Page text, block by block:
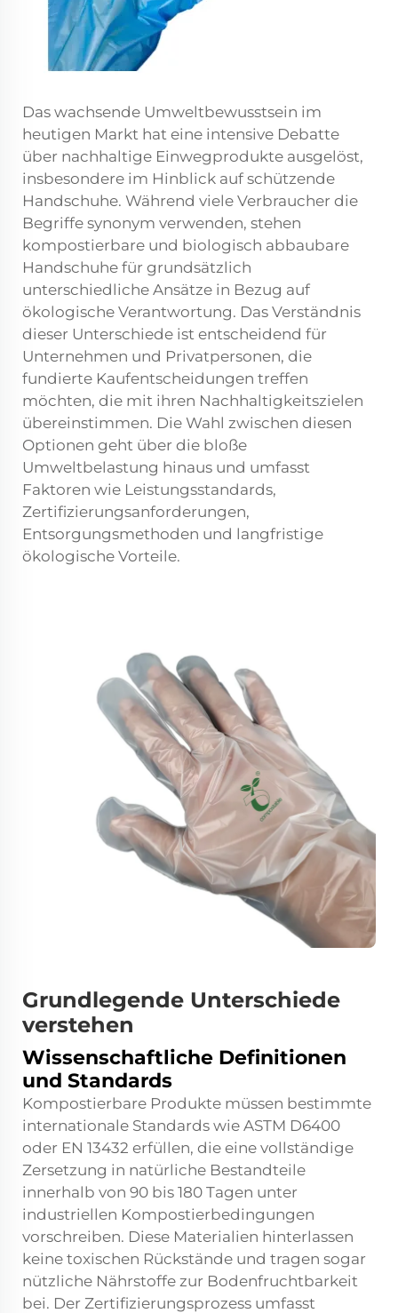
Das wachsende Umweltbewusstsein im
heutigen Markt hat eine intensive Debatte
über nachhaltige Einwegprodukte ausgelöst,
insbesondere im Hinblick auf schützende
Handschuhe. Während viele Verbraucher die
Begriffe synonym verwenden, stehen
kompostierbare und biologisch abbaubare
Handschuhe für grundsätzlich
unterschiedliche Ansätze in Bezug auf
ökologische Verantwortung. Das Verständnis
dieser Unterschiede ist entscheidend für
Unternehmen und Privatpersonen, die
fundierte Kaufentscheidungen treffen
möchten, die mit ihren Nachhaltigkeitszielen
übereinstimmen. Die Wahl zwischen diesen
Optionen geht über die bloße
Umweltbelastung hinaus und umfasst
Faktoren wie Leistungsstandards,
Zertifizierungsanforderungen,
Entsorgungsmethoden und langfristige
ökologische Vorteile.
Grundlegende Unterschiede
verstehen
Wissenschaftliche Definitionen
und Standards
Kompostierbare Produkte müssen bestimmte
internationale Standards wie ASTM D6400
oder EN 13432 erfüllen, die eine vollständige
Zersetzung in natürliche Bestandteile
innerhalb von 90 bis 180 Tagen unter
industriellen Kompostierbedingungen
vorschreiben. Diese Materialien hinterlassen
keine toxischen Rückstände und tragen sogar
nützliche Nährstoffe zur Bodenfruchtbarkeit
bei. Der Zertifizierungsprozess umfasst